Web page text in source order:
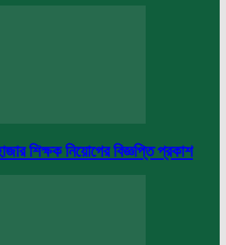
শিক্ষক নিয়োগের বিজ্ঞপ্তি প্রকাশ